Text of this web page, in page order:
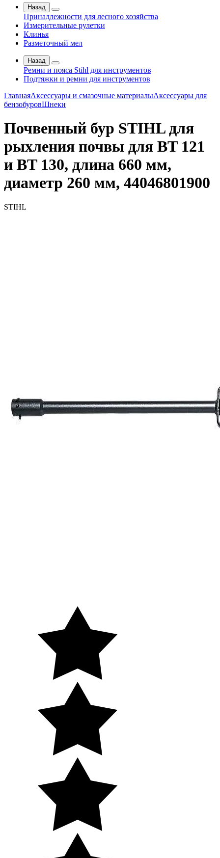
Назад
Принадлежности для лесного хозяйства
Измерительные рулетки
Клинья
Разметочный мел
Назад
Ремни и пояса Stihl для инструментов
Подтяжки и ремни для инструментов
ГлавнаяАксессуары и смазочные материалыАксессуары для
бензобуровШнеки
Почвенный бур STIHL для
рыхления почвы для BT 121
и BT 130, длина 660 мм,
диаметр 260 мм, 44046801900
STIHL